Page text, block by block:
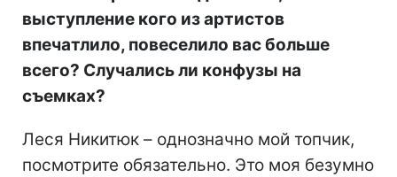
выступление кого из артистов
впечатлило, повеселило вас больше
всего? Случались ли конфузы на
съемках?
Леся Никитюк – однозначно мой топчик,
посмотрите обязательно. Это моя безумно